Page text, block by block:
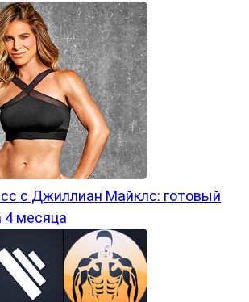
с Джиллиан Майклс: готовый
4 месяца